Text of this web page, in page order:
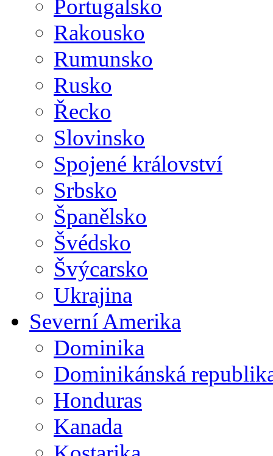
Portugalsko
Rakousko
Rumunsko
Rusko
Řecko
Slovinsko
Spojené království
Srbsko
Španělsko
Švédsko
Švýcarsko
Ukrajina
Severní Amerika
Dominika
Dominikánská
Honduras
Kanada